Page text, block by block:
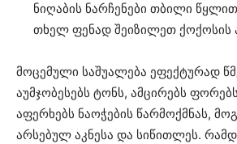
ნიღაბის ნარჩენები თბილი
თხელ ფენად შეიზილეთ ქოქოსის
მოცემული საშუალება ეფექტურად
აუმჯობესებს ტონს, ამცირებს
აფერხებს ნაოჭების წარმოქმნას,
არსებულ აკნესა და სიწითლეს.